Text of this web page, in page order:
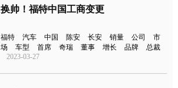
换帅！福特中国工商变更
福特 汽车 中国 陈安 长安 销量 公司
市
场
车型 首席 奇瑞 董事 增长 品牌
总裁
2023-03-27